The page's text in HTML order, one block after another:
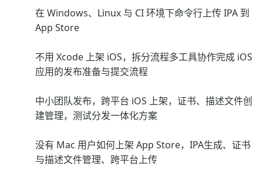
在 Windows、Linux 与 CI 环境下命令行上传 IPA 到
App Store
不用 Xcode 上架 iOS，拆分流程多工具协作完成 iOS
应用的发布准备与提交流程
中小团队发布，跨平台 iOS 上架，证书、描述文件创
建管理，测试分发一体化方案
没有 Mac 用户如何上架 App Store，IPA生成、证书
与描述文件管理、跨平台上传